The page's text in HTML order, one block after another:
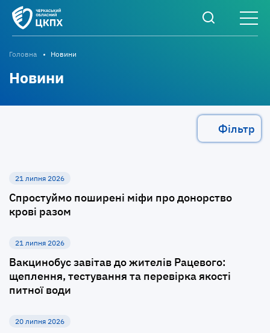
Головна Новини
Новини
Фільтр
21 липня 2026
Спростуймо поширені міфи про донорство
крові разом
21 липня 2026
Вакцинобус завітав до жителів Рацевого:
щеплення, тестування та перевірка якості
питної води
20 липня 2026